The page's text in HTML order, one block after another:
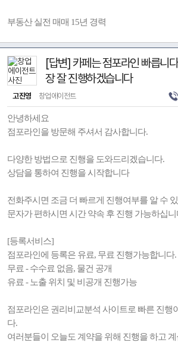
부동산 실전 매매 15년 경력
[답변] 카페는 점포라인 빠릅니
장 잘 진행하겠습니다
고진영 창업에이전트
안녕하세요
점포라인을 방문해 주셔서 감사합니다.
다양한 방법으로 진행을 도와드리겠습니다.
상담을 통하여 진행을 시작합니다
전화주시면 조금 더 빠르게 진행여부를 알 수
문자가 편하시면 시간 약속 후 진행 가능하십니
[등록서비스]
점포라인에 등록은 유료, 무료 진행가능합니다.
무료 - 수수료 없음, 물건 공개
유료 - 노출 위치 및 비공개 진행가능
점포라인은 권리비교분석 사이트로 빠른 진행
다.
여러분들이 오늘도 계약을 위해 진행을 하고